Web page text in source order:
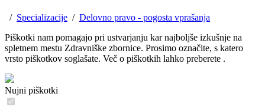
/ Specializacije / Delovno pravo - pogosta vprašanja
Piškotki nam pomagajo pri ustvarjanju kar najboljše izkušnje na
spletnem mestu Zdravniške zbornice. Prosimo označite, s katero
vrsto piškotkov soglašate. Več o piškotkih lahko preberete .
Nujni piškotki